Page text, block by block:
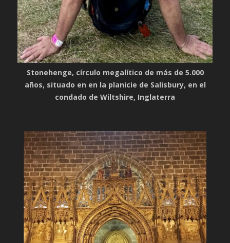
Stonehenge, círculo megalítico de más de 5.000
años, situado en en la planicie de Salisbury, en el
condado de Wiltshire, Inglaterra